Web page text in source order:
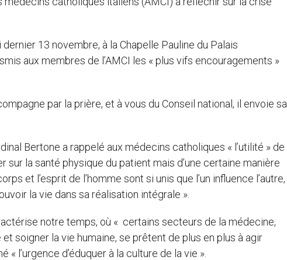
13 novembre, à la Chapelle Pauline du Palais
aux membres de l’AMCI les « plus vifs encouragements »
par la prière, et à vous du Conseil national, il envoie sa
Bertone a rappelé aux médecins catholiques « l’utilité » de
la santé physique du patient mais d’une certaine manière
et l’esprit de l’homme sont si unis que l’un influence l’autre,
la vie dans sa réalisation intégrale ».
notre temps, où « certains secteurs de la médecine,
soigner la vie humaine, se prêtent de plus en plus à agir
l’urgence d’éduquer à la culture de la vie ».